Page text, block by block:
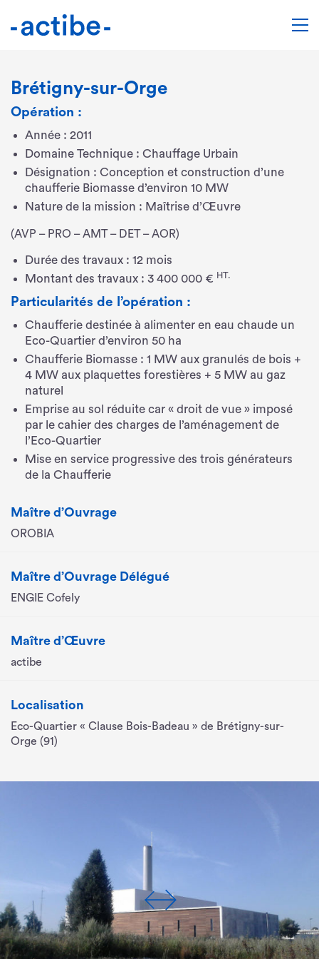
Brétigny-sur-Orge
Opération :
Année : 2011
Domaine Technique : Chauffage Urbain
Désignation : Conception et construction d’une
chaufferie Biomasse d’environ 10 MW
Nature de la mission : Maîtrise d’Œuvre
(AVP – PRO – AMT – DET – AOR)
Durée des travaux : 12 mois
Montant des travaux : 3 400 000 € HT.
Particularités de l’opération :
Chaufferie destinée à alimenter en eau chaude un
Eco-Quartier d’environ 50 ha
Chaufferie Biomasse : 1 MW aux granulés de bois +
4 MW aux plaquettes forestières + 5 MW au gaz
naturel
Emprise au sol réduite car « droit de vue » imposé
par le cahier des charges de l’aménagement de
l’Eco-Quartier
Mise en service progressive des trois générateurs
de la Chaufferie
Maître d’Ouvrage
OROBIA
Maître d’Ouvrage Délégué
ENGIE Cofely
Maître d’Œuvre
actibe
Localisation
Eco-Quartier « Clause Bois-Badeau » de Brétigny-sur-
Orge (91)